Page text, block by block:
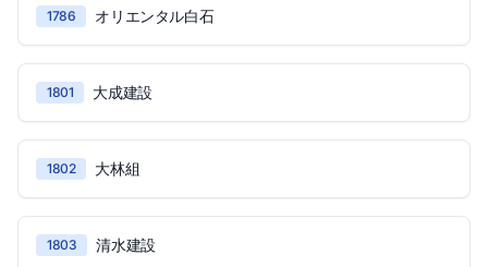
1786 オリエンタル白石
1801 大成建設
1802 大林組
1803 清水建設